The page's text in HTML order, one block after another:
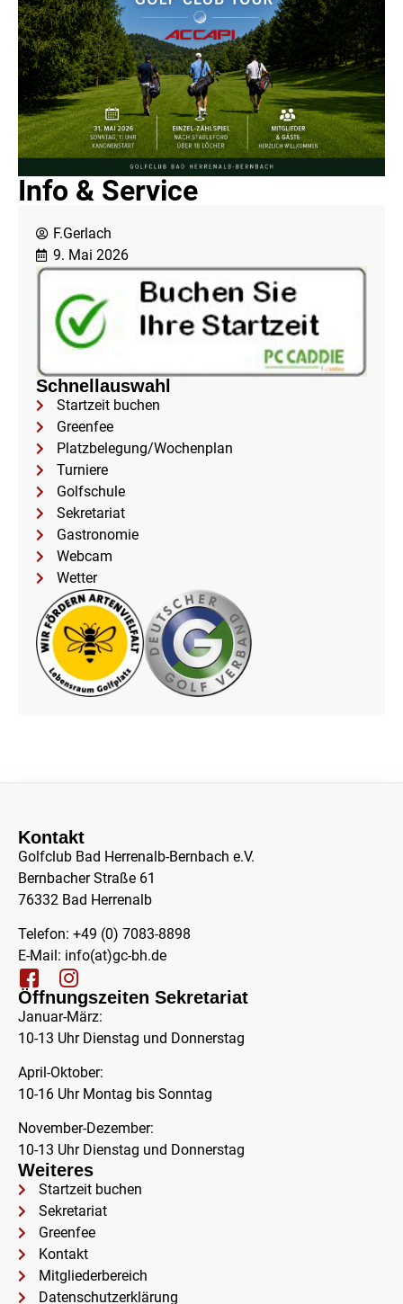
Info & Service
F.Gerlach
9. Mai 2026
Schnellauswahl
Startzeit buchen
Greenfee
Platzbelegung/Wochenplan
Turniere
Golfschule
Sekretariat
Gastronomie
Webcam
Wetter
Kontakt
Golfclub Bad Herrenalb-Bernbach e.V.
Bernbacher Straße 61
76332 Bad Herrenalb
Telefon: +49 (0) 7083-8898
E-Mail: info(at)gc-bh.de
Öffnungszeiten Sekretariat
Januar-März:
10-13 Uhr Dienstag und Donnerstag
April-Oktober:
10-16 Uhr Montag bis Sonntag
November-Dezember:
10-13 Uhr Dienstag und Donnerstag
Weiteres
Startzeit buchen
Sekretariat
Greenfee
Kontakt
Mitgliederbereich
Datenschutzerklärung